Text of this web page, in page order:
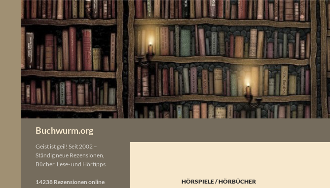
springen
Buchwurm.org
HÖRSPIELE / HÖRBÜCHER
Geist ist geil! Seit 2002 –
Ständig neue Rezensionen,
Bücher, Lese- und Hörtipps
14238 Rezensionen online